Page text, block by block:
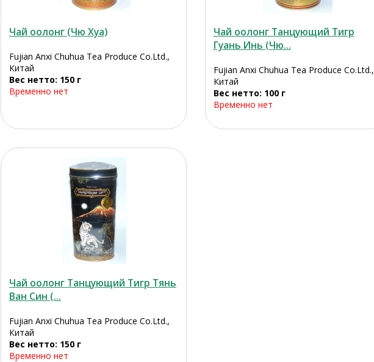
Чай оолонг (Чю Хуа)
Fujian Anxi Chuhua Tea Produce Co.Ltd.,
Китай
Вес нетто: 150 г
Временно нет
Чай оолонг Танцующий Тигр
Гуань Инь (Чю...
Fujian Anxi Chuhua Tea Produce Co.Ltd.,
Китай
Вес нетто: 100 г
Временно нет
Чай оолонг Танцующий Тигр Тянь
Ван Син (...
Fujian Anxi Chuhua Tea Produce Co.Ltd.,
Китай
Вес нетто: 150 г
Временно нет